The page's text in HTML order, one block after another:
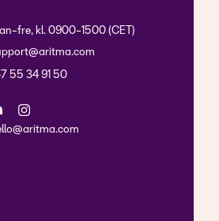
fre, kl. 0900-1500 (CET)
55 34 91 50